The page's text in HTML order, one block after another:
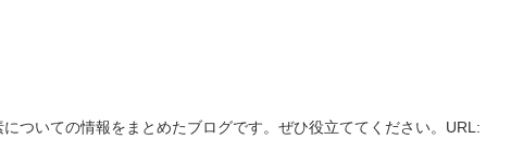
についての情報をまとめたブログです。ぜひ役立ててください。URL: